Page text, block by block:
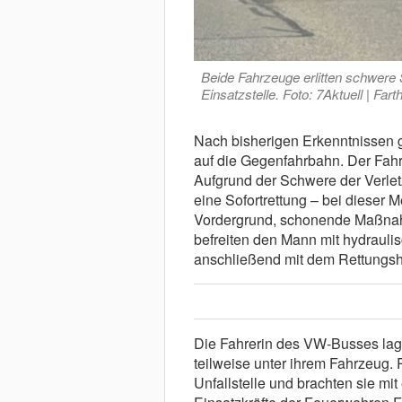
Beide Fahrzeuge erlitten
Einsatzstelle. Foto: 7Aktuell |
Nach bisherigen Erkenntnissen
auf die Gegenfahrbahn. Der
Aufgrund der Schwere der
eine Sofortrettung – bei dieser
Vordergrund, schonende
befreiten den Mann mit
anschließend mit dem
Die Fahrerin des VW-Busses
teilweise unter ihrem Fahrzeug.
Unfallstelle und brachten sie